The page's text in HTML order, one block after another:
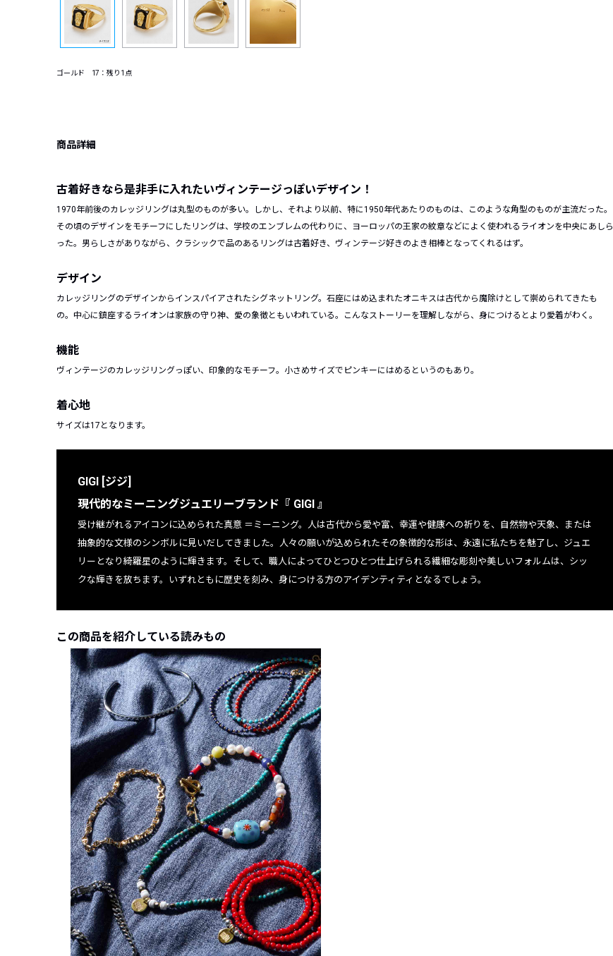
ゴールド 17：残り1点
商品詳細
古着好きなら是非手に入れたいヴィンテージっぽいデザイン！
1970年前後のカレッジリングは丸型のものが多い。しかし、それより以前、特に1950年代あたりのものは、このような角型のものが主流だった。
その頃のデザインをモチーフにしたリングは、学校のエンブレムの代わりに、ヨーロッパの王家の紋章などによく使われるライオンを中央にあしら
った。男らしさがありながら、クラシックで品のあるリングは古着好き、ヴィンテージ好きのよき相棒となってくれるはず。
デザイン
カレッジリングのデザインからインスパイアされたシグネットリ ング。 石座にはめ込まれたオニキスは古代から魔除けとして崇められてきたも
の。中心に鎮座するライオンは家族の守り神、 愛の象徴ともいわれている。こんなストーリーを理解しながら、身につけるとより愛着がわく。
機能
ヴィンテージのカレッジリングっぽい、印象的なモチーフ。小さめサイズでピンキーにはめるというのもあり。
着心地
サイズは17となります。
GIGI [ジジ]
現代的なミーニングジュエリーブランド『 GIGI 』
受け継がれるアイコンに込められた真意 ＝ミーニング。人は古代から愛や富、幸運や健康への祈りを、自然物や天象、
または
抽象的な文様のシンボルに見いだしてきました。人々の願いが込められたその象徴的な形は、 永遠に私たちを魅了し、 ジュエ
リーとなり綺羅星のように輝きます。そして、 職人によってひとつひとつ仕上げられる繊細な彫刻や美しいフォルムは、シッ
クな輝きを放ちます。いずれともに歴史を刻み、 身につける方のアイデンティティとなるでしょう。
この商品を紹介している読みもの